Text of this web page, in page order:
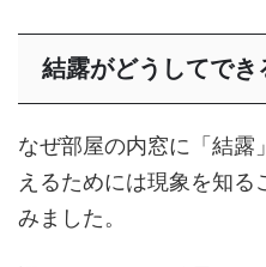
結露がどうしてでき
なぜ部屋の内窓に「結露
えるためには現象を知る
みました。